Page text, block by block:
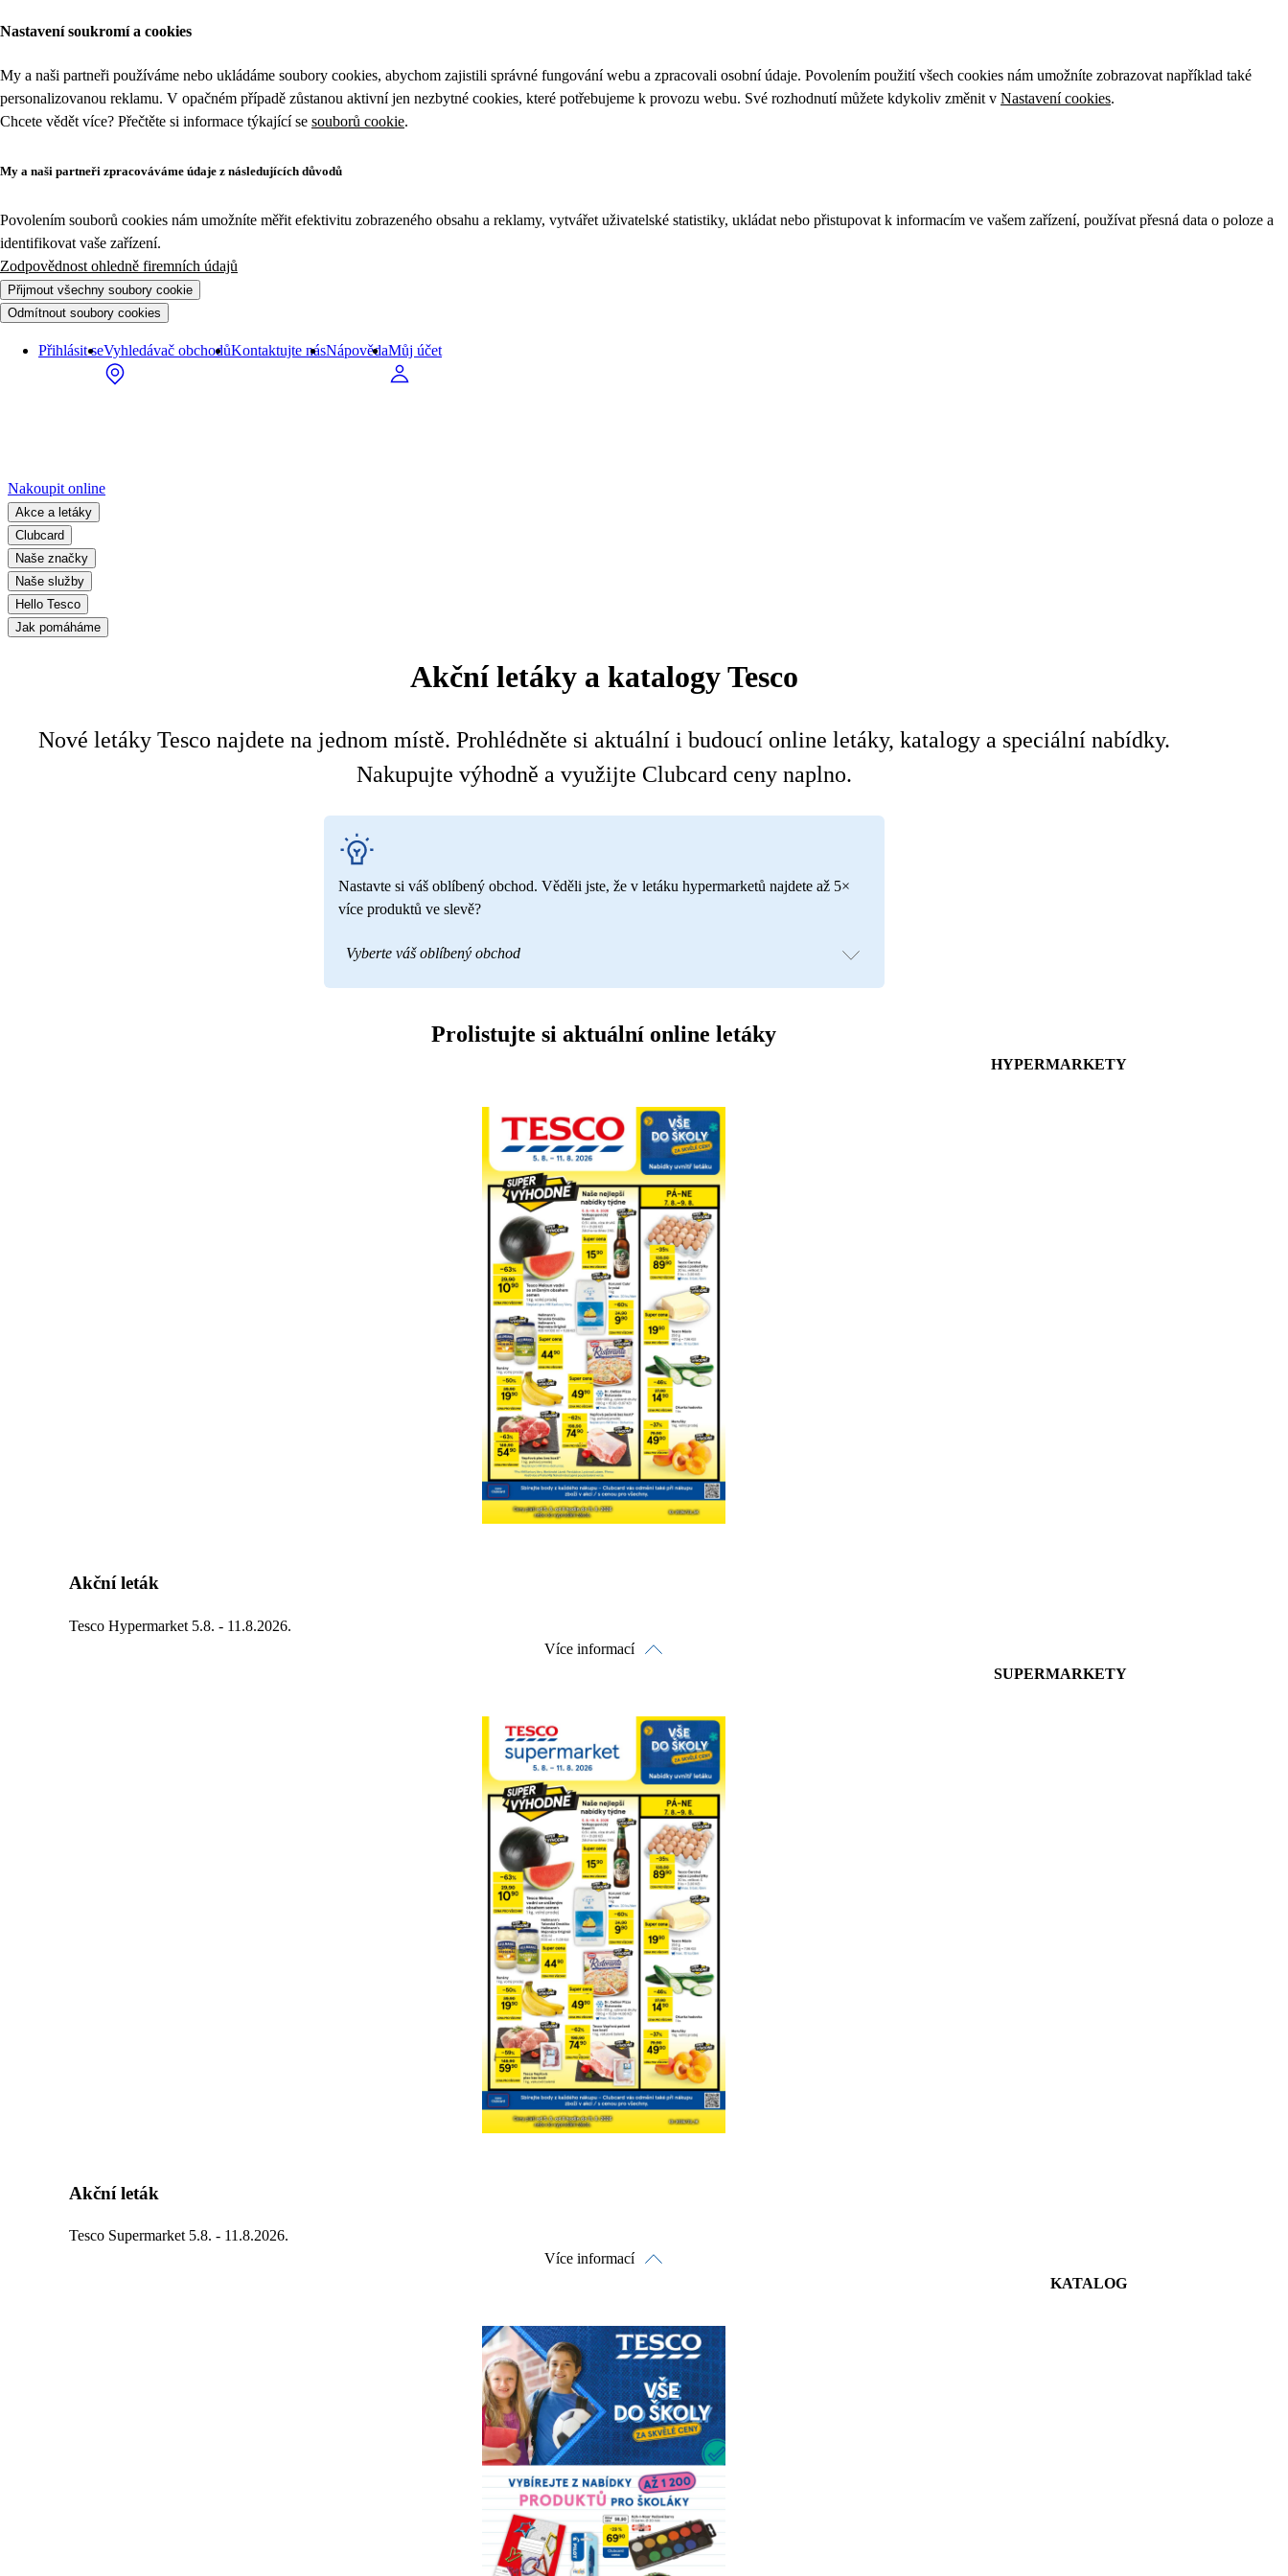
Nastavení soukromí a cookies
My a naši partneři používáme nebo ukládáme soubory cookies, abychom zajistili správné fungování webu a zpracovali osobní údaje. Povolením použití všech cookies nám umožníte zobrazovat například také
personalizovanou reklamu. V opačném případě zůstanou aktivní jen nezbytné cookies, které potřebujeme k provozu webu. Své rozhodnutí můžete kdykoliv změnit v Nastavení cookies.
Chcete vědět více? Přečtěte si informace týkající se souborů cookie.
My a naši partneři zpracováváme údaje z následujících důvodů
Povolením souborů cookies nám umožníte měřit efektivitu zobrazeného obsahu a reklamy, vytvářet uživatelské statistiky, ukládat nebo přistupovat k informacím ve vašem zařízení, používat přesná data o poloze a
identifikovat vaše zařízení.
Zodpovědnost ohledně firemních údajů
Přijmout všechny soubory cookie
Odmítnout soubory cookies
Přihlásit seVyhledávač obchodůKontaktujte násNápovědaMůj účet
Nakoupit online
Akce a letáky
Clubcard
Naše značky
Naše služby
Hello Tesco
Jak pomáháme
Akční letáky a katalogy Tesco
Nové letáky Tesco najdete na jednom místě. Prohlédněte si aktuální i budoucí online letáky, katalogy a speciální nabídky.
Nakupujte výhodně a využijte Clubcard ceny naplno.
Nastavte si váš oblíbený obchod. Věděli jste, že v letáku hypermarketů najdete až 5×
více produktů ve slevě?
Vyberte váš oblíbený obchod
Prolistujte si aktuální online letáky
HYPERMARKETY
Akční leták
Tesco Hypermarket 5.8. - 11.8.2026.
Více informací
Prohlédnout on-line
Stáhnout
Detaily o platnosti
SUPERMARKETY
Akční leták
Tesco Supermarket 5.8. - 11.8.2026.
Více informací
Prohlédnout on-line
Stáhnout
KATALOG